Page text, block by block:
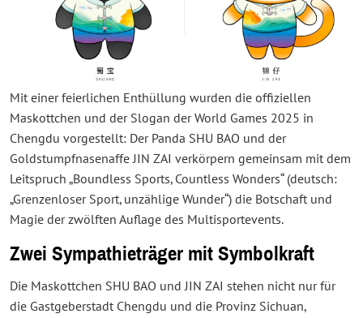
Mit einer feierlichen Enthüllung wurden die offiziellen
Maskottchen und der Slogan der World Games 2025 in
Chengdu vorgestellt: Der Panda SHU BAO und der
Goldstumpfnasenaffe JIN ZAI verkörpern gemeinsam mit dem
Leitspruch „Boundless Sports, Countless Wonders“ (deutsch:
„Grenzenloser Sport, unzählige Wunder“) die Botschaft und
Magie der zwölften Auflage des Multisportevents.
Zwei Sympathieträger mit Symbolkraft
Die Maskottchen SHU BAO und JIN ZAI stehen nicht nur für
die Gastgeberstadt Chengdu und die Provinz Sichuan,